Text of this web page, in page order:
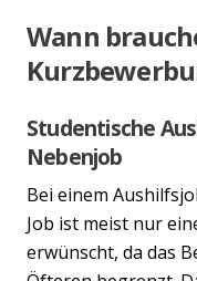
Wann
Studentische
Nebenjob
Bei einem
Job ist meist nur
erwünscht, da das